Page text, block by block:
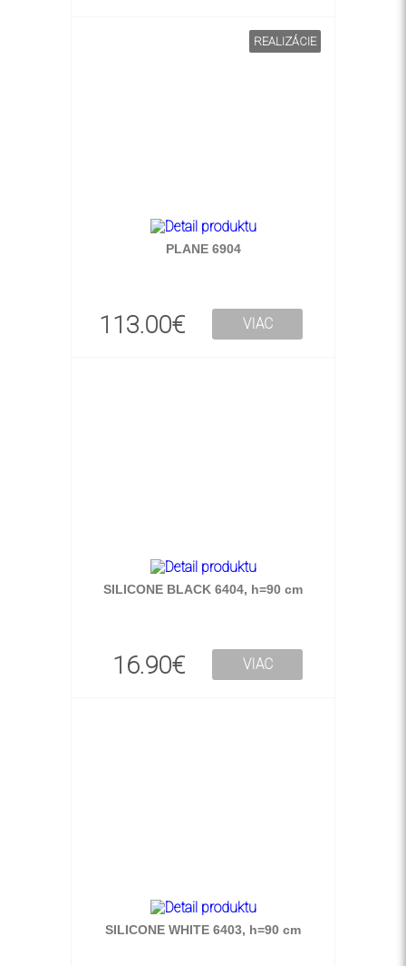
REALIZÁCIE
PLANE 6904
113.00€ VIAC
SILICONE BLACK 6404, h=90 cm
16.90€ VIAC
SILICONE WHITE 6403, h=90 cm